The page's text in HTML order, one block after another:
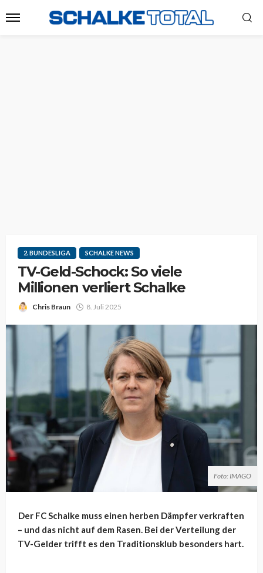
2. BUNDESLIGA SCHALKE NEWS
TV-Geld-Schock: So viele
Millionen verliert Schalke
Chris Braun 8. Juli 2025
Foto: IMAGO
Der FC Schalke muss einen herben Dämpfer verkraften
– und das nicht auf dem Rasen. Bei der Verteilung der
TV-Gelder trifft es den Traditionsklub besonders hart.